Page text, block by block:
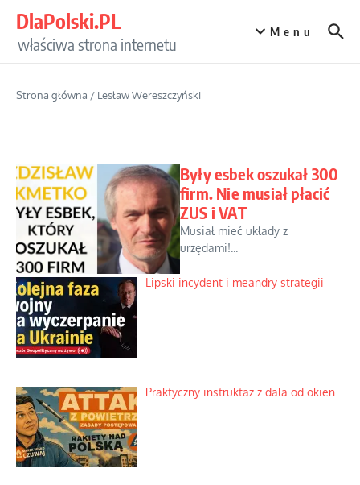
DlaPolski.PL
właściwa strona internetu
Menu
Strona główna / Lesław Wereszczyński
Były esbek oszukał 300
firm. Nie musiał płacić
ZUS i VAT
Musiał mieć układy z
urzędami!...
Lipski incydent i meandry strategii
Praktyczny instruktaż z dala od okien